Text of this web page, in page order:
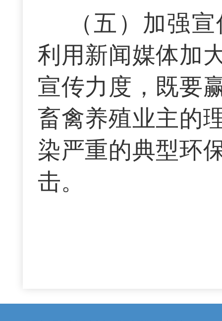
（五）加强
利用新闻媒体加
宣传力度，既要
畜禽养殖业主的
染严重的典型环
击。